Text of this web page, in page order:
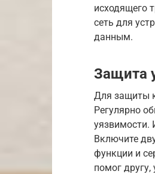
исходящего
сеть для
данным.
Защита
Для защиты
Регулярно
уязвимости.
Включите
функции и
помог